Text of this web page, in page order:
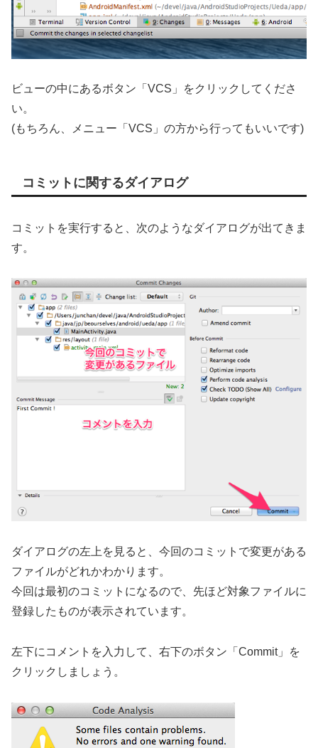
ビューの中にあるボタン「VCS」をクリックしてくださ
い。
(もちろん、メニュー「VCS」の方から行ってもいいです)
コミットに関するダイアログ
コミットを実行すると、次のようなダイアログが出てきま
す。
ダイアログの左上を見ると、今回のコミットで変更がある
ファイルがどれかわかります。
今回は最初のコミットになるので、先ほど対象ファイルに
登録したものが表示されています。
左下にコメントを入力して、右下のボタン「Commit」を
クリックしましょう。